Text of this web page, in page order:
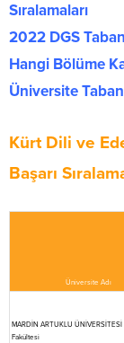
Sıralamaları
2022 DGS
Hangi Bölüme
Üniversite
Kürt Dili ve
Başarı
Üniversite Adı
MARDİN ARTUKLU
Fakültesi